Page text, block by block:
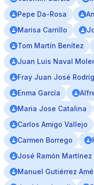
Pepe Da-Rosa
Marisa Carrillo
Tom Martín Benítez
Juan Luis Naval
Fray Juan José
Enma García
Maria Jose Catalina
Carlos Amigo Vallejo
Carmen Borrego
José Ramón
Manuel Gutiérrez